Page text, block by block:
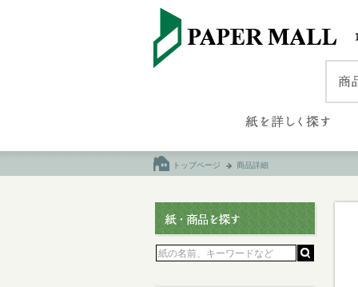
トップページ 商品詳細